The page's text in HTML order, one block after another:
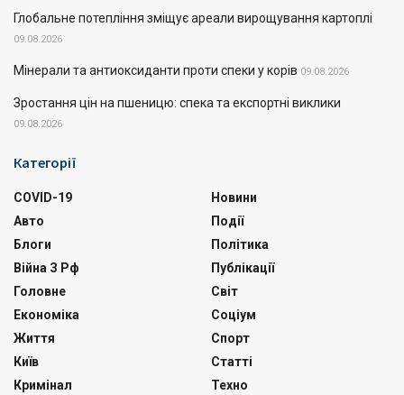
Глобальне потепління зміщує ареали вирощування картоплі
09.08.2026
Мінерали та антиоксиданти проти спеки у корів 09.08.2026
Зростання цін на пшеницю: спека та експортні виклики
09.08.2026
Категорії
COVID-19
Авто
Блоги
Війна З Рф
Головне
Економіка
Життя
Київ
Кримінал
Новини
Події
Політика
Публікації
Світ
Соціум
Спорт
Статті
Техно